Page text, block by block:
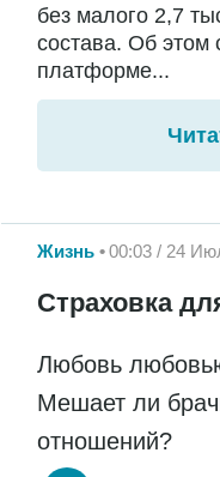
без малого 2,7
состава. Об этом
платформе...
Жизнь 00:03 / 24
Страховка
Любовь
Мешает ли
отношений?